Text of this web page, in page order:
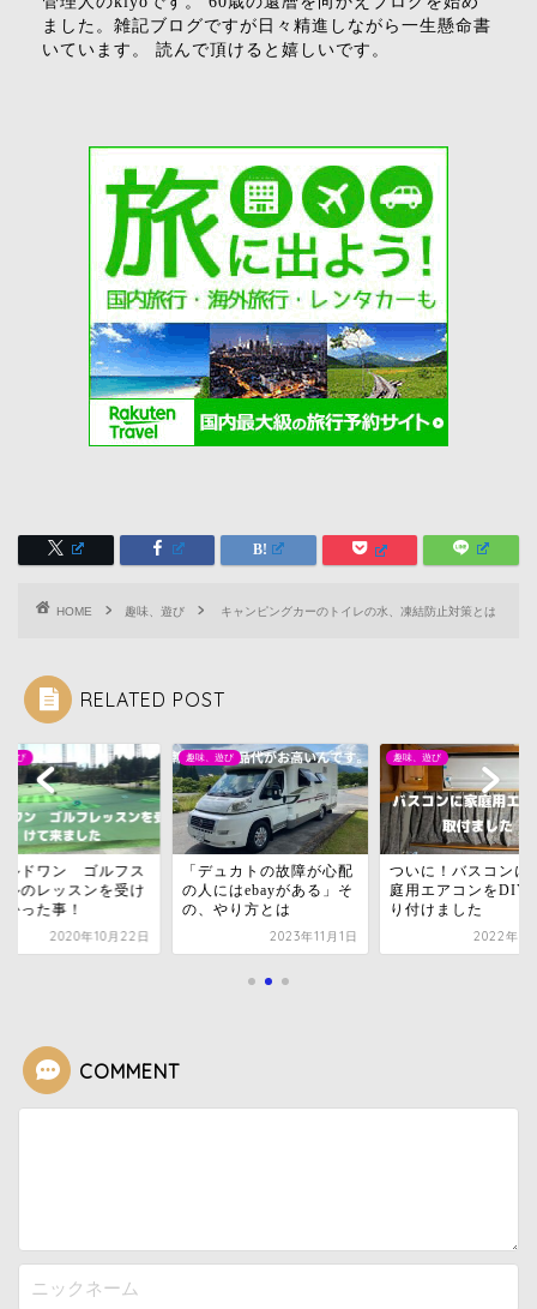
ました。雑記ブログですが日々精進しながら一生懸命書
いています。 読んで頂けると嬉しいです。
HOME 趣味、遊び キャンピングカーのトイレの水、凍結防止対策とは
RELATED POST
遊び
ルドワン ゴルフス
ルのレッスンを受け
かった事！
2020年10月22日
趣味、遊び
「デュカトの故障が心配
の人にはebayがある」そ
の、やり方とは
2023年11月1日
趣味、遊び
ついに！バスコンに
庭用エアコンをDIY
り付けました
2022年3
COMMENT